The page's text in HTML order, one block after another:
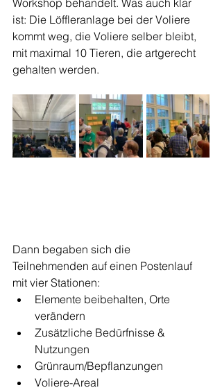
Workshop behandelt. Was auch klar
ist: Die Löffleranlage bei der Voliere
kommt weg, die Voliere selber bleibt,
mit maximal 10 Tieren, die artgerecht
gehalten werden.
Dann begaben sich die
Teilnehmenden auf einen Postenlauf
mit vier Stationen:
Elemente beibehalten, Orte
verändern
Zusätzliche Bedürfnisse &
Nutzungen
Grünraum/Bepflanzungen
Voliere-Areal